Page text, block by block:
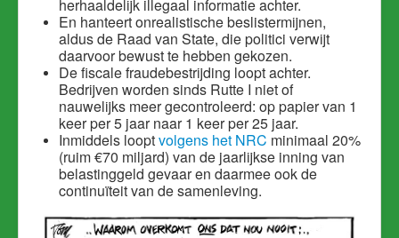
herhaaldelijk illegaal informatie achter.
En hanteert onrealistische beslistermijnen,
aldus de Raad van State, die politici verwijt
daarvoor bewust te hebben gekozen.
De fiscale fraudebestrijding loopt achter.
Bedrijven worden sinds Rutte I niet of
nauwelijks meer gecontroleerd: op papier van 1
keer per 5 jaar naar 1 keer per 25 jaar.
Inmiddels looptvolgens het NRC minimaal 20%
(ruim €70 miljard) van de jaarlijkse inning van
belastinggeld gevaar en daarmee ook de
continuïteit van de samenleving.